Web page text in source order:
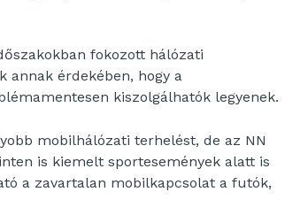
fokozott hálózati
annak érdekében, hogy a
kiszolgálhatók legyenek.
mobilhálózati terhelést, de az NN
is kiemelt sportesemények alatt is
a zavartalan mobilkapcsolat a futók,